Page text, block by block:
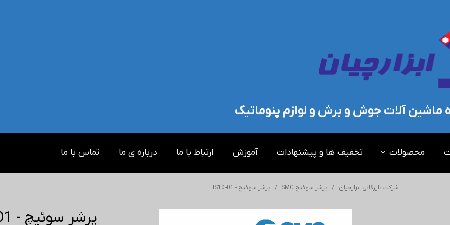
محصولات تخفیف ها و پیشنهادات آموزش ارتباط با ما درباره ی ما تماس با ما
ماشین آلات جوش و برش و لوازم پنوماتیک
شرکت بازرگانی ابزارچیان پرشر سوئیچ SMC پرشر سوئیچ - IS10-01
پرشر سوئیچ - IS10-01